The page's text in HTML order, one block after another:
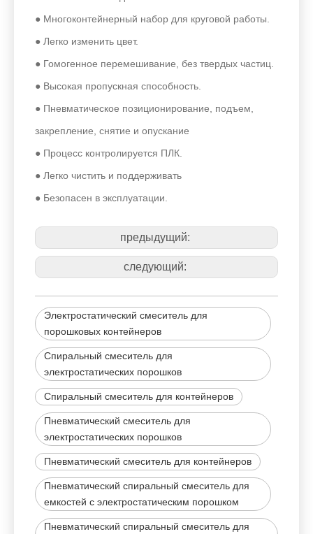
● Многоконтейнерный набор для круговой работы.
● Легко изменить цвет.
● Гомогенное перемешивание, без твердых частиц.
● Высокая пропускная способность.
● Пневматическое позиционирование, подъем,
закрепление, снятие и опускание
● Процесс контролируется ПЛК.
● Легко чистить и поддерживать
● Безопасен в эксплуатации.
предыдущий:
следующий:
Электростатический смеситель для
порошковых контейнеров
Спиральный смеситель для
электростатических порошков
Спиральный смеситель для контейнеров
Пневматический смеситель для
электростатических порошков
Пневматический смеситель для контейнеров
Пневматический спиральный смеситель для
емкостей с электростатическим порошком
Пневматический спиральный смеситель для